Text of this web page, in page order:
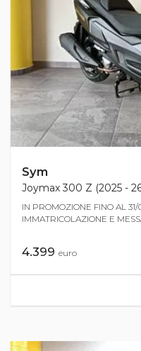
Sym
Joymax 300 Z (2025 -
IN PROMOZIONE FINO AL
IMMATRICOLAZIONE E
4.399 euro